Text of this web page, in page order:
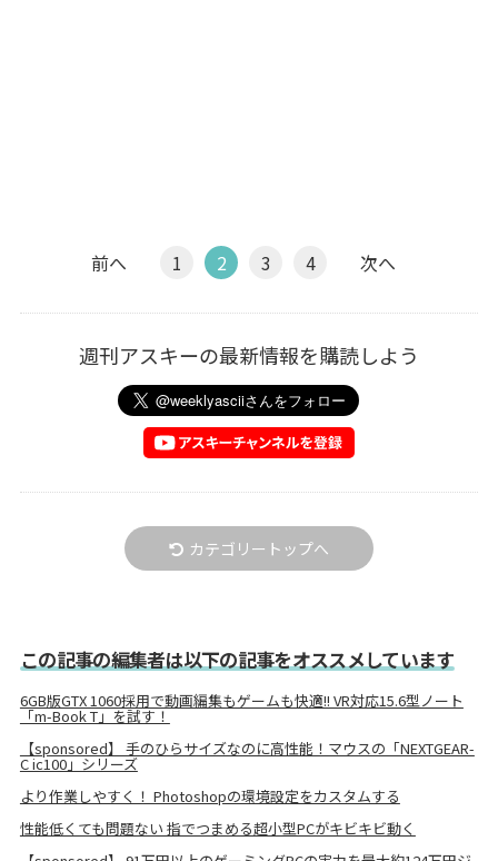
前へ 1 2 3 4 次へ
週刊アスキーの最新情報を購読しよう
カテゴリートップへ
この記事の編集者は以下の記事をオススメしています
6GB版GTX 1060採用で動画編集もゲームも快適!! VR対応15.6型ノート
「m-Book T」を試す！
【sponsored】 手のひらサイズなのに高性能！マウスの「NEXTGEAR-
C ic100」シリーズ
より作業しやすく！ Photoshopの環境設定をカスタムする
性能低くても問題ない 指でつまめる超小型PCがキビキビ動く